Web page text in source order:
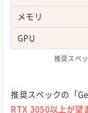
メモリ
GPU
推奨スペ
推奨スペックの「
RTX 3050以上が望